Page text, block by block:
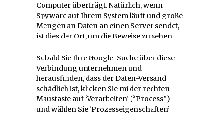
Computer überträgt. Natürlich, wenn
Spyware auf Ihrem System läuft und große
Mengen an Daten an einen Server sendet,
ist dies der Ort, um die Beweise zu sehen.
Sobald Sie Ihre Google-Suche über diese
Verbindung unternehmen und
herausfinden, dass der Daten-Versand
schädlich ist, klicken Sie mi der rechten
Maustaste auf ‘Verarbeiten’ (“Process”)
und wählen Sie ‘Prozesseigenschaften’